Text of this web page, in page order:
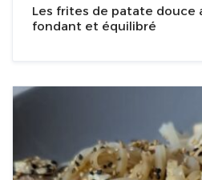
Les frites de patate douce
fondant et équilibré